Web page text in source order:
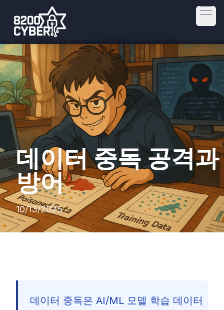
데이터 중독 공격과
방어
10/13/2025
데이터 중독은 AI/ML 모델 학습 데이터